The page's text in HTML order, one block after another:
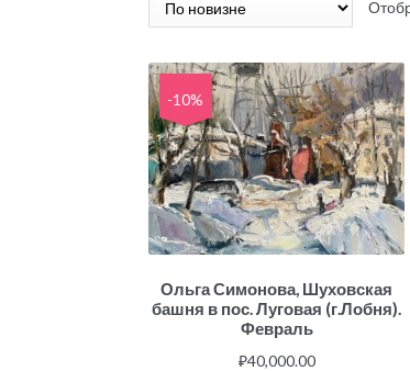
-10%
Ольга Симонова, Шуховская
башня в пос. Луговая (г.Лобня).
Февраль
₽40,000.00